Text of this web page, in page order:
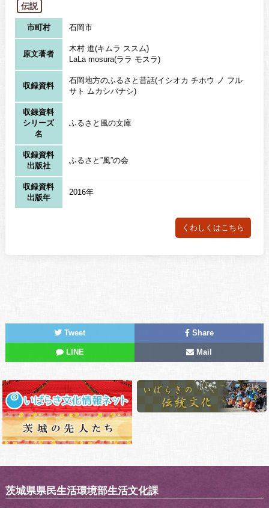
伝説
市町村 石岡市
原文著者
木村 進(キムラ ススム)
LaLa mosura(ララ モスラ)
収録資料
石岡地方のふるさと昔話(イシオカ チホウ ノ フル
サト ムカシバナシ)
収録資料
シリーズ
名
ふるさと風の文庫
収録資料
出版社
ふるさと”風”の会
収録資料
出版年
2016年
くわしくはこちら
Tweet Share
LINE Mail
茨城県県民生活環境部生活文化課